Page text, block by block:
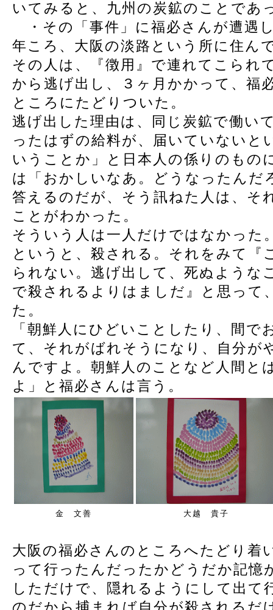
いてみると、九州の炭鉱のことであ
・その「事件」に福必さんが遭遇
年ころ、大阪の淡路という所に住ん
その人は、『徴用』で連れてこられ
から逃げ出し、３ヶ月かかって、福
ところにたどりついた。
逃げ出した理由は、同じ炭鉱で働い
ったはずの給料が、届いていないと
いうことか」と日本人の係りのもの
は「おかしいなあ。どうなったんだ
答えるのだが、そう訊ねた人は、そ
ことがわかった。
そういう人は一人だけではなかった
というと、殺される。それをみて『
られない。逃げ出して、死ぬような
で殺されるよりはましだ』と思って
た。
「朝鮮人にひどいことしたり、間で
て、それがばれそうになり、自分が
んですよ。朝鮮人のことなど人間と
よ」と福必さんは言う。
金 文善 大越 貴子
大阪の福必さんのところへたどり着
って行ったんだったかどうだか記憶
しただけで、隠れるようにして出て